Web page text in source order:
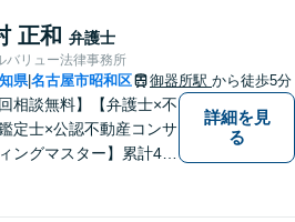
正和 弁護士
バリュー法律事務所
県|名古屋市昭和区 御器所駅 から徒歩5分
回相談無料】【弁護士×不
定士×公認不動産コンサ
ングマスター】累計40
詳細を見
る